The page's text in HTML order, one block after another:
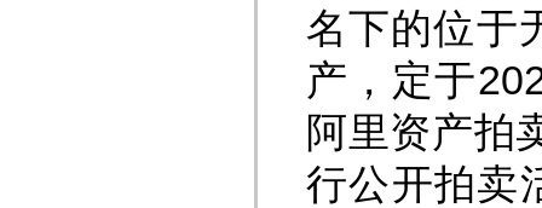
名下的位于
产，定于
阿里资产拍
行公开拍卖